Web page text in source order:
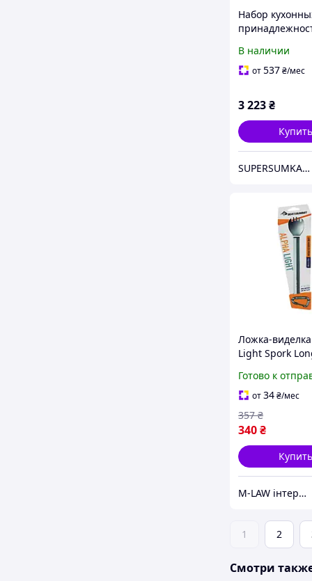
Набор
Stainless Steel
Set
В наличии
от537₴/мес
3 223₴
SUPERSUMKA интернет магазин
Ложка-
Light Spork
Summit
Готово к
от34₴/мес
340₴
357 ₴
M-LAW інтернет-магазин M-LAW.COM.UA
1 2
Смотри